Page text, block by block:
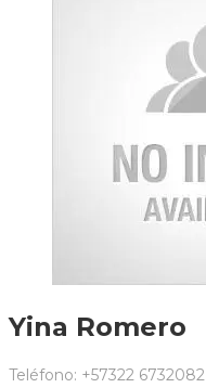
Yina Romero
Teléfono: +57322 6732082